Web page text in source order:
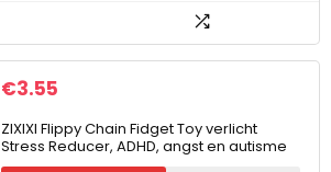
€3.55
ZIXIXI Flippy Chain Fidget Toy verlicht
Stress Reducer, ADHD, angst en autisme